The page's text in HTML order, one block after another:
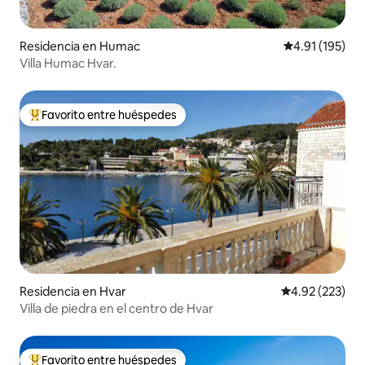
Residencia en Humac Calificación
4.91 (195)
Villa Humac Hvar.
De los mejores en Favorito entre huéspedes
Favorito entre huéspedes
Residencia en Hvar Calificación
4.92 (223)
Villa de piedra en el centro de Hvar
Favorito entre huéspedes